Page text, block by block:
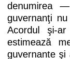
denumirea
guvernanţi
Acordul şi-
estimează
guvernante şi